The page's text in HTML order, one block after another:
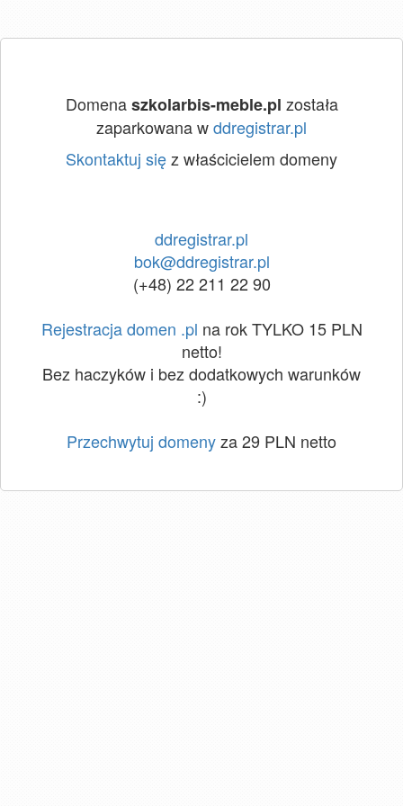
Domenaszkolarbis-meble.pl została
zaparkowana wddregistrar.pl
Skontaktuj sięz właścicielem domeny
ddregistrar.pl
bok@ddregistrar.pl
(+48) 22 211 22 90
Rejestracja domen .pl na rok TYLKO 15 PLN
netto!
Bez haczyków i bez dodatkowych warunków
:)
Przechwytuj domenyza 29 PLN netto